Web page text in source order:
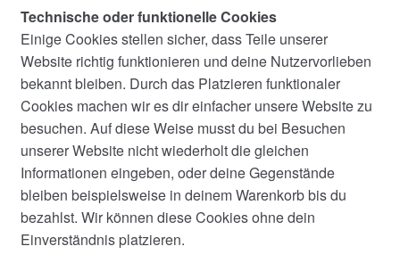
Technische oder funktionelle Cookies
Einige Cookies stellen sicher, dass Teile unserer
Website richtig funktionieren und deine Nutzervorlieben
bekannt bleiben. Durch das Platzieren funktionaler
Cookies machen wir es dir einfacher unsere Website zu
besuchen. Auf diese Weise musst du bei Besuchen
unserer Website nicht wiederholt die gleichen
Informationen eingeben, oder deine Gegenstände
bleiben beispielsweise in deinem Warenkorb bis du
bezahlst. Wir können diese Cookies ohne dein
Einverständnis platzieren.